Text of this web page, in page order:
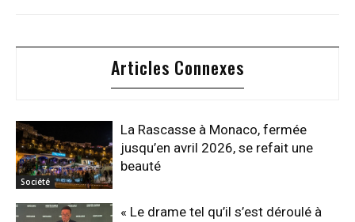
Articles Connexes
Société
La Rascasse à Monaco, fermée
jusqu’en avril 2026, se refait une
beauté
« Le drame tel qu’il s’est déroulé à